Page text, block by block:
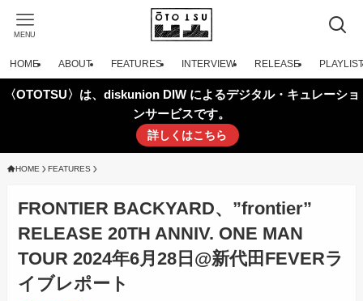
MENU
HOME ABOUT FEATURES INTERVIEW RELEASE PLAYLIST
〈OTOTSU〉は、diskunion DIW によるデジタル・キュレーショ
ンサービスです。
詳しくはこちら
HOME FEATURES
FRONTIER BACKYARD、”frontier”
RELEASE 20TH ANNIV. ONE MAN
TOUR 2024年6月28日@新代田FEVERラ
イブレポート